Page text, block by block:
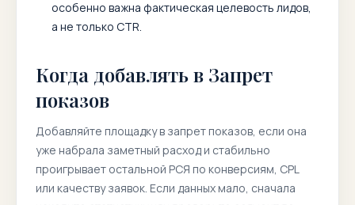
особенно важна фактическая целевость лидов,
а не только CTR.
Когда добавлять в Запрет
показов
Добавляйте площадку в запрет показов, если она
уже набрала заметный расход и стабильно
проигрывает остальной РСЯ по конверсиям, CPL
или качеству заявок. Если данных мало, сначала